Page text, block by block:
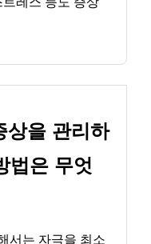
상을 관리하
법은 무엇
서는 자극을 최소